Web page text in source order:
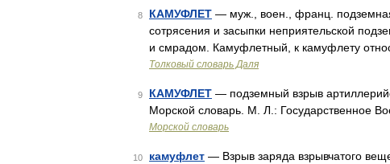
8 КАМУФЛЕТ — муж., воен., франц.
сотрясения и засыпки неприятельской
и смрадом. Камуфлетный, к камуфлету
Толковый словарь Даля
9 КАМУФЛЕТ — подземный взрыв
Морской словарь. М. Л.: Государственное
Морской словарь
10 камуфлет — Взрыв заряда взрывчатого